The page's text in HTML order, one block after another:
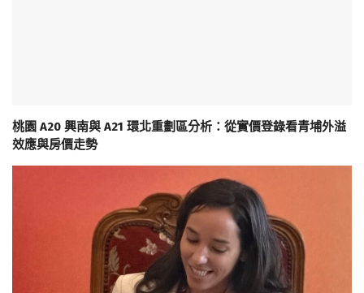
桃園 A20 興南與 A21 環北重劃區分析：從實價登錄看青埔外溢
效應與房價走勢